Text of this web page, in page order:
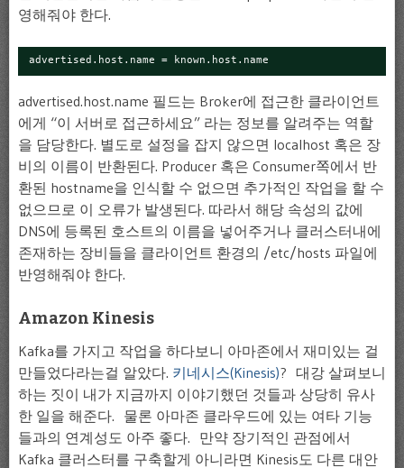
영해줘야 한다.
advertised.host.name = known.host.name
advertised.host.name 필드는 Broker에 접근한 클라이언트
에게 “이 서버로 접근하세요” 라는 정보를 알려주는 역할
을 담당한다. 별도로 설정을 잡지 않으면 localhost 혹은 장
비의 이름이 반환된다. Producer 혹은 Consumer쪽에서 반
환된 hostname을 인식할 수 없으면 추가적인 작업을 할 수
없으므로 이 오류가 발생된다. 따라서 해당 속성의 값에
DNS에 등록된 호스트의 이름을 넣어주거나 클러스터내에
존재하는 장비들을 클라이언트 환경의 /etc/hosts 파일에
반영해줘야 한다.
Amazon Kinesis
Kafka를 가지고 작업을 하다보니 아마존에서 재미있는 걸
만들었다라는걸 알았다. 키네시스(Kinesis)? 대강 살펴보니
하는 짓이 내가 지금까지 이야기했던 것들과 상당히 유사
한 일을 해준다. 물론 아마존 클라우드에 있는 여타 기능
들과의 연계성도 아주 좋다. 만약 장기적인 관점에서
Kafka 클러스터를 구축할게 아니라면 Kinesis도 다른 대안